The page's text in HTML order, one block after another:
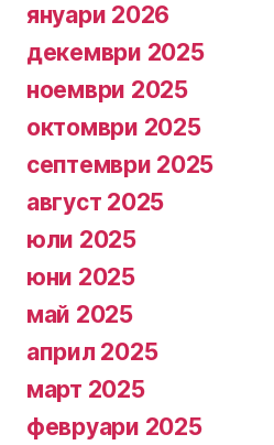
януари 2026
декември 2025
ноември 2025
октомври 2025
септември 2025
август 2025
юли 2025
юни 2025
май 2025
април 2025
март 2025
февруари 2025